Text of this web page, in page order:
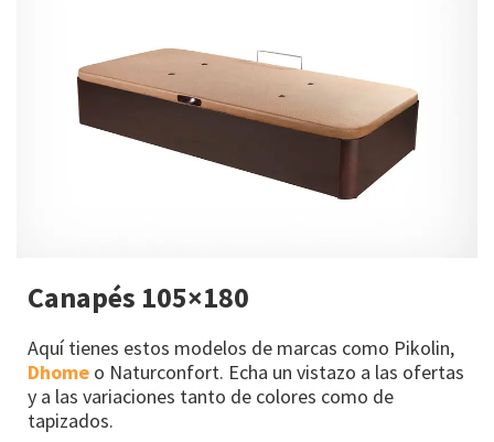
Canapés 105×180
Aquí tienes estos modelos de marcas como Pikolin,
Dhome o Naturconfort. Echa un vistazo a las ofertas
y a las variaciones tanto de colores como de
tapizados.